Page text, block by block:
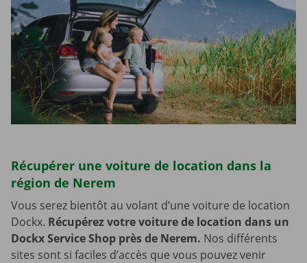
Récupérer une voiture de location dans la
région de Nerem
Vous serez bientôt au volant d’une voiture de location
Dockx. Récupérez votre voiture de location dans un
Dockx Service Shop près de Nerem. Nos différents
sites sont si faciles d’accès que vous pouvez venir